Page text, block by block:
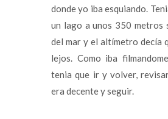
donde yo iba esquiando.
un lago a unos 350 metros
del mar y el altímetro decía
lejos. Como iba
tenia que ir y volver,
era decente y seguir.